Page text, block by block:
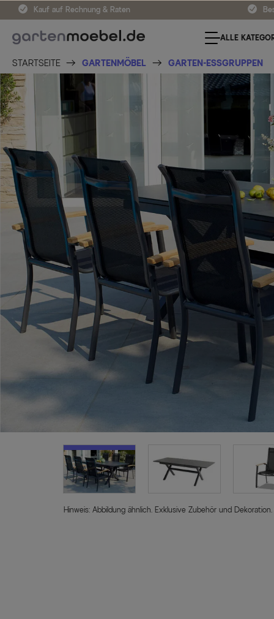
Kauf auf Rechnung & Raten
ALLE
STARTSEITE GARTENMÖBEL GARTEN-ESSGRUPPEN
Hinweis: Abbildung ähnlich. Exklusive Zubehör und